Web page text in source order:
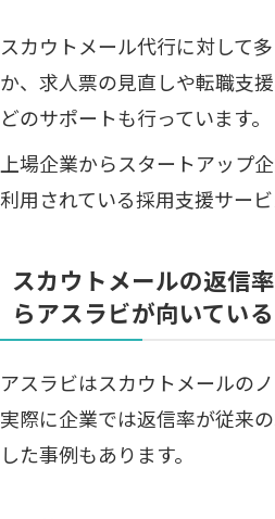
スカウトメール代行に対して
か、求人票の見直しや転職支
どのサポートも行っています。
上場企業からスタートアップ
利用されている採用支援サービ
スカウトメールの返信
らアスラビが向いている
アスラビはスカウトメールの
実際に企業では返信率が従来
した事例もあります。